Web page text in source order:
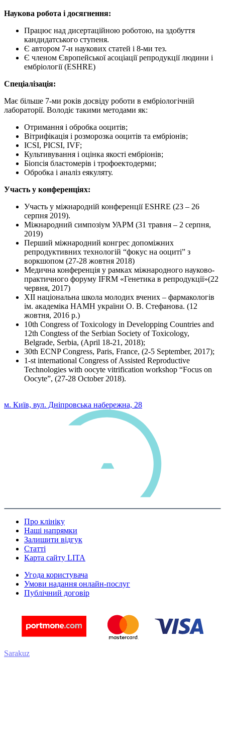
Наукова робота і досягнення:
Працює над дисертаційною роботою, на здобуття
кандидатського ступеня.
Є автором 7-и наукових статей і 8-ми тез.
Є членом Європейської асоціації репродукції людини і
ембріології (ESHRE)
Спеціалізація:
Має більше 7-ми років досвіду роботи в ембріологічній
лабораторії. Володіє такими методами як:
Отримання і обробка ооцитів;
Вітрифікація і розморозка ооцитів та ембріонів;
ICSI, PICSI, IVF;
Культивування і оцінка якості ембріонів;
Біопсія бластомерів і трофоектодерми;
Обробка і аналіз еякуляту.
Участь у конференціях:
Участь у міжнародній конференції ESHRE (23 – 26
серпня 2019).
Міжнародний симпозіум УАРМ (31 травня – 2 серпня,
2019)
Перший міжнародний конгрес допоміжних
репродуктивних технологій “фокус на ооциті” з
воркшопом (27-28 жовтня 2018)
Медична конференція у рамках міжнародного науково-
практичного форуму IFRM «Генетика в репродукції»(22
червня, 2017)
XII національна школа молодих вчених – фармакологів
ім. академіка НАМН україни О. В. Стефанова. (12
жовтня, 2016 р.)
10th Congress of Toxicology in Developping Countries and
12th Congtess of the Serbian Society of Toxicology,
Belgrade, Serbia, (April 18-21, 2018);
30th ECNP Congress, Paris, France, (2-5 September, 2017);
1-st international Congress of Assisted Reproductive
Technologies with oocyte vitrification workshop “Focus on
Oocyte”, (27-28 October 2018).
м. Київ, вул. Дніпровська набережна, 28
Про клініку
Наші напрямки
Залишити відгук
Статті
Карта сайту LITA
Угода користувача
Умови надання онлайн-послуг
Публічний договір
Sarakuz